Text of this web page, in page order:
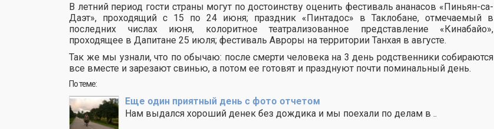
В летний период гости страны могут по достоинству оценить фестиваль ананасов «Пиньян-са-
Даэт», проходящий с 15 по 24 июня; праздник «Пинтадос» в Таклобане, отмечаемый в
последних числах июня, колоритное театрализованное представление «Кинабайо»,
проходящее в Дапитане 25 июля; фестиваль Авроры на территории Танхая в августе.
Так же мы узнали, что по обычаю: после смерти человека на 3 день родственники собираются
все вместе и зарезают свинью, а потом ее готовят и празднуют почти поминальный день.
По теме:
Еще один приятный день с фото отчетом
Нам выдался хороший денек без дождика и мы поехали по делам в ..